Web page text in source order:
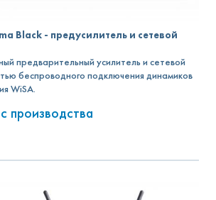
Black - предусилитель и сетевой
предварительный усилитель и сетевой
беспроводного подключения динамиков
WiSA.
производства